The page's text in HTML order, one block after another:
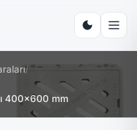
/
400x600 mm